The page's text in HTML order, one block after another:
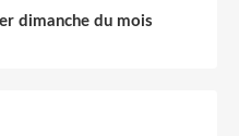
dimanche du mois